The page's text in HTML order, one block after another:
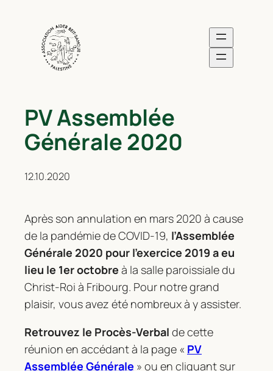
PV Assemblée
Générale 2020
12.10.2020
Après son annulation en mars 2020 à cause
de la pandémie de COVID-19, l’Assemblée
Générale 2020 pour l’exercice 2019 a eu
lieu le 1er octobre à la salle paroissiale du
Christ-Roi à Fribourg. Pour notre grand
plaisir, vous avez été nombreux à y assister.
Retrouvez le Procès-Verbal de cette
réunion en accédant à la page « PV
Assemblée Générale » ou en cliquant sur